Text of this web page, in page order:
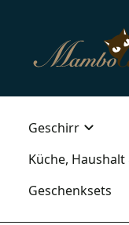
Geschirr
Küche, Haushalt
Geschenksets